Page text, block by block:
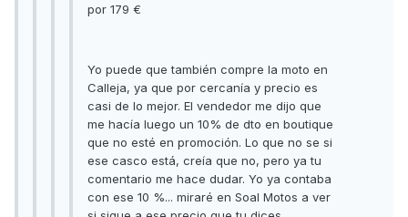
por 179 €
Yo puede que también compre la moto en
Calleja, ya que por cercanía y precio es
casi de lo mejor. El vendedor me dijo que
me hacía luego un 10% de dto en boutique
que no esté en promoción. Lo que no se si
ese casco está, creía que no, pero ya tu
comentario me hace dudar. Yo ya contaba
con ese 10 %... miraré en Soal Motos a ver